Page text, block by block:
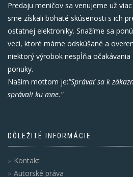
Predaju meničov sa venujeme už
sme získali bohaté skúsenosti s ich
ostatnej elektroniky. Snažíme sa
veci, ktoré máme odskúšané a
niektorý výrobok nespĺňa
ponuky.
Naším mottom je:"Správať sa k
správali ku mne."
DÔLEŽITÉ INFORMÁCIE
Kontakt
Autorské práva